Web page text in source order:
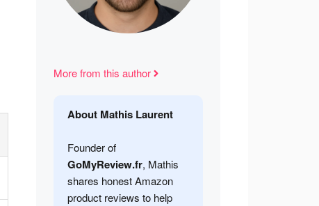
More from this author
About Mathis Laurent
Founder of
GoMyReview.fr, Mathis
shares honest Amazon
product reviews to help